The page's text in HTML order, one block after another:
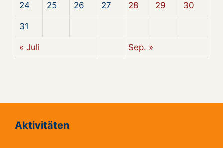
24 25 26 27 28 29 30
31
« Juli Sep. »
Aktivitäten